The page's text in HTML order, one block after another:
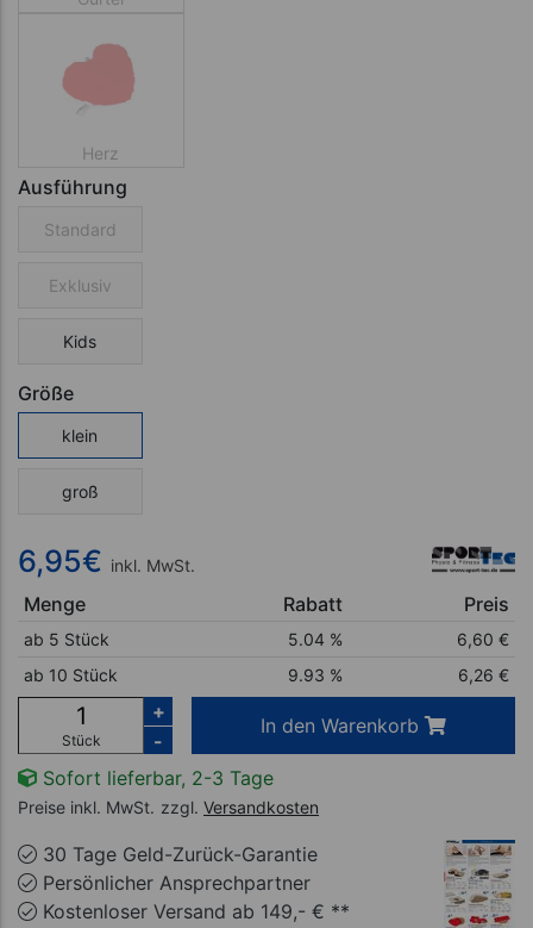
Herz
Ausführung
Standard
Exklusiv
Kids
Größe
klein
groß
6,95€ inkl. MwSt.
Menge Rabatt Preis
ab 5 Stück 5.04 % 6,60€
ab 10 Stück
9.93 % 6,26€
Stück
+
-
In den Warenkorb
Sofort lieferbar, 2-3 Tage
Preise inkl. MwSt. zzgl. Versandkosten
30 Tage Geld-Zurück-Garantie
Persönlicher Ansprechpartner
Kostenloser Versand ab 149,- € **